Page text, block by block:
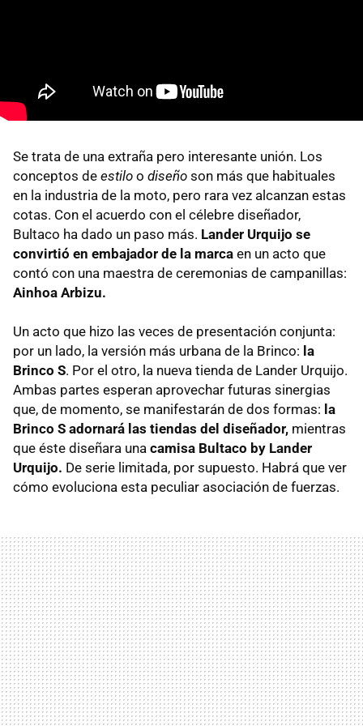
Se trata de una extraña pero interesante unión. Los
conceptos de estilo o diseño son más que habituales
en la industria de la moto, pero rara vez alcanzan estas
cotas. Con el acuerdo con el célebre diseñador,
Bultaco ha dado un paso más. Lander Urquijo se
convirtió en embajador de la marca en un acto que
contó con una maestra de ceremonias de campanillas:
Ainhoa Arbizu.
Un acto que hizo las veces de presentación conjunta:
por un lado, la versión más urbana de la Brinco: la
Brinco S. Por el otro, la nueva tienda de Lander Urquijo.
Ambas partes esperan aprovechar futuras sinergias
que, de momento, se manifestarán de dos formas: la
Brinco S adornará las tiendas del diseñador, mientras
que éste diseñara una camisa Bultaco by Lander
Urquijo. De serie limitada, por supuesto. Habrá que ver
cómo evoluciona esta peculiar asociación de fuerzas.